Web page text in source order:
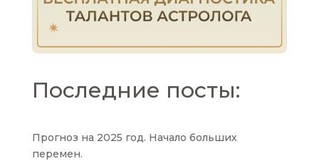
Последние посты:
Прогноз на 2025 год. Начало больших
перемен.